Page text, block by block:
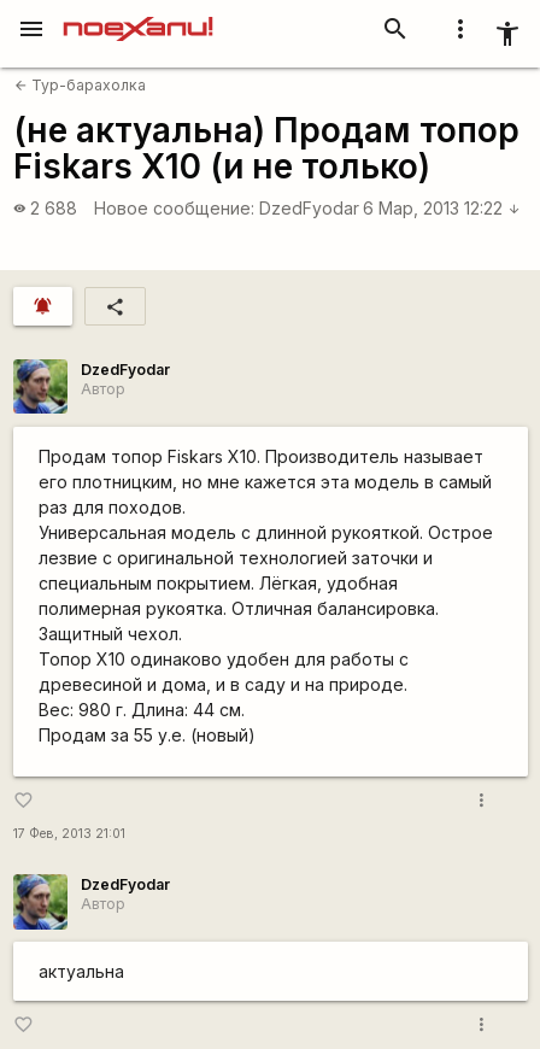
more_vert accessibility_new
search
menu
arrow_back Тур-барахолка
(не актуальна) Продам топор
Fiskars X10 (и не только)
visibility 2 688 Новое сообщение: DzedFyodar 6 Мар, 2013 12:22 arrow_downward
notifications_active share
DzedFyodar
Автор
Продам топор Fiskars X10. Производитель называет
его плотницким, но мне кажется эта модель в самый
раз для походов.
Универсальная модель с длинной рукояткой. Острое
лезвие с оригинальной технологией заточки и
специальным покрытием. Лёгкая, удобная
полимерная рукоятка. Отличная балансировка.
Защитный чехол.
Топор X10 одинаково удобен для работы с
древесиной и дома, и в саду и на природе.
Вес: 980 г. Длина: 44 см.
Продам за 55 у.е. (новый)
favorite_border
17 Фев, 2013 21:01
more_vert
DzedFyodar
Автор
актуальна
favorite_border more_vert